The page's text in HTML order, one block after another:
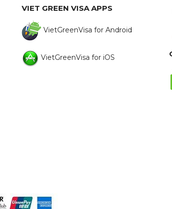
VIET GREEN VISA APPS
VietGreenVisa for Android
VietGreenVisa for iOS